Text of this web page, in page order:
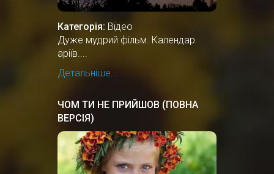
Категорія: Відео
Дуже мудрий фільм. Календар
аріїв....
Детальніше...
ЧОМ ТИ НЕ ПРИЙШОВ (ПОВНА
ВЕРСІЯ)